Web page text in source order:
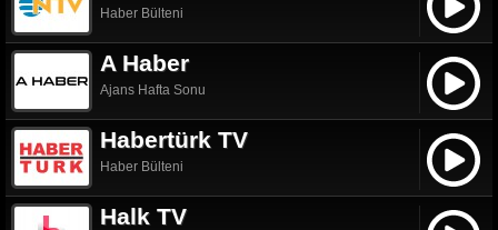
Haber Bülteni
A Haber
Ajans Hafta Sonu
Habertürk TV
Haber Bülteni
Halk TV